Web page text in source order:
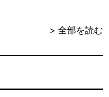
> 全部を読む